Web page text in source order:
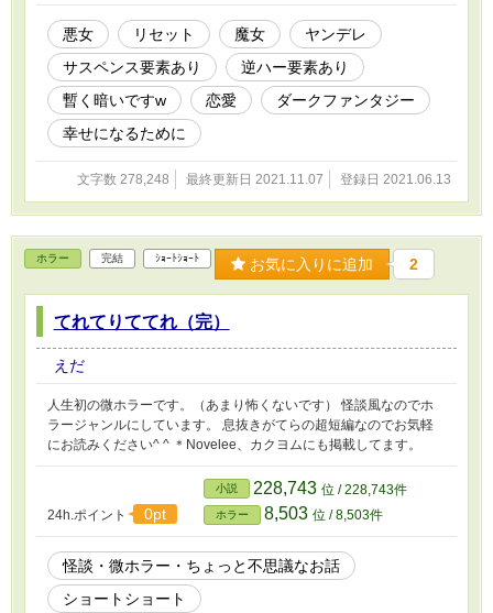
哀れな皇女様のお話、はじまりです☆ １１／７完結しました＾
＾
悪女 リセット 魔女
ヤンデレ
サスペンス要素あり
逆ハー要素あり
暫く暗いですw
恋愛
ダークファンタジー
幸せになるために
文字数 278,248 最終更新日 2021.11.07 登録日 2021.06.13
ホラー 完結 ｼｮｰﾄｼｮｰﾄ お気に入りに追加 2
てれてりててれ（完）
えだ
人生初の微ホラーです。（あまり怖くないです） 怪談風なのでホ
ラージャンルにしています。 息抜きがてらの超短編なのでお気軽
にお読みください^ ^ ＊Novelee、カクヨムにも掲載してます。
24h.ポイント 0pt
小説 228,743 位 / 228,743件
ホラー 8,503 位 / 8,503件
怪談・微ホラー・ちょっと不思議なお話
ショートショート